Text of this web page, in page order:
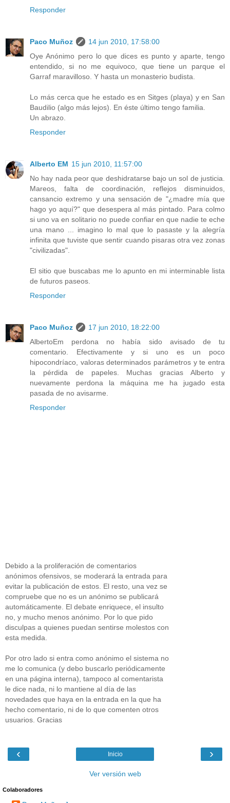
Responder
Paco Muñoz
14 jun 2010, 17:58:00
Oye Anónimo pero lo que dices es punto y aparte, tengo
entendido, si no me equivoco, que tiene un parque el
Garraf maravilloso. Y hasta un monasterio budista.
Lo más cerca que he estado es en Sitges (playa) y en San
Baudilio (algo más lejos). En éste último tengo familia.
Un abrazo.
Responder
Alberto EM 15 jun 2010, 11:57:00
No hay nada peor que deshidratarse bajo un sol de justicia.
Mareos, falta de coordinación, reflejos disminuidos,
cansancio extremo y una sensación de "¿madre mía que
hago yo aquí?" que desespera al más pintado. Para colmo
si uno va en solitario no puede confiar en que nadie te eche
una mano ... imagino lo mal que lo pasaste y la alegría
infinita que tuviste que sentir cuando pisaras otra vez zonas
"civilizadas".
El sitio que buscabas me lo apunto en mi interminable lista
de futuros paseos.
Responder
Paco Muñoz
17 jun 2010, 18:22:00
AlbertoEm perdona no había sido avisado de tu
comentario. Efectivamente y si uno es un poco
hipocondríaco, valoras determinados parámetros y te entra
la pérdida de papeles. Muchas gracias Alberto y
nuevamente perdona la máquina me ha jugado esta
pasada de no avisarme.
Responder
Debido a la proliferación de comentarios
anónimos ofensivos, se moderará la entrada para
evitar la publicación de estos. El resto, una vez se
compruebe que no es un anónimo se publicará
automáticamente. El debate enriquece, el insulto
no, y mucho menos anónimo. Por lo que pido
disculpas a quienes puedan sentirse molestos con
esta medida.
Por otro lado si entra como anónimo el sistema no
me lo comunica (y debo buscarlo periódicamente
en una página interna), tampoco al comentarista
le dice nada, ni lo mantiene al día de las
novedades que haya en la entrada en la que ha
hecho comentario, ni de lo que comenten otros
usuarios. Gracias
‹ ›
Inicio
Ver versión web
Colaboradores